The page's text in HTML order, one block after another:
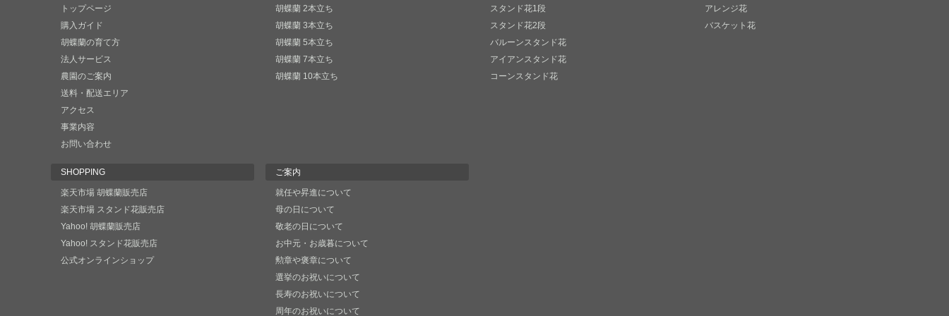
トップページ
購入ガイド
胡蝶蘭の育て方
法人サービス
農園のご案内
送料・配送エリア
アクセス
事業内容
お問い合わせ
胡蝶蘭 2本立ち
胡蝶蘭 3本立ち
胡蝶蘭 5本立ち
胡蝶蘭 7本立ち
胡蝶蘭 10本立ち
スタンド花1段
スタンド花2段
バルーンスタンド花
アイアンスタンド花
コーンスタンド花
アレンジ花
バスケット花
SHOPPING
楽天市場 胡蝶蘭販売店
楽天市場 スタンド花販売店
Yahoo! 胡蝶蘭販売店
Yahoo! スタンド花販売店
公式オンラインショップ
ご案内
就任や昇進について
母の日について
敬老の日について
お中元・お歳暮について
勲章や褒章について
選挙のお祝いについて
長寿のお祝いについて
周年のお祝いについて